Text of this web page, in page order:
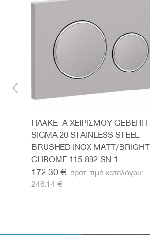
ΠΛΑΚΕΤΑ ΧΕΙΡΙΣΜΟΥ GEBERIT
SIGMA 20 STAINLESS STEEL
BRUSHED INOX MATT/BRIGHT
CHROME 115.882.SN.1
172.30 €
246.14 €